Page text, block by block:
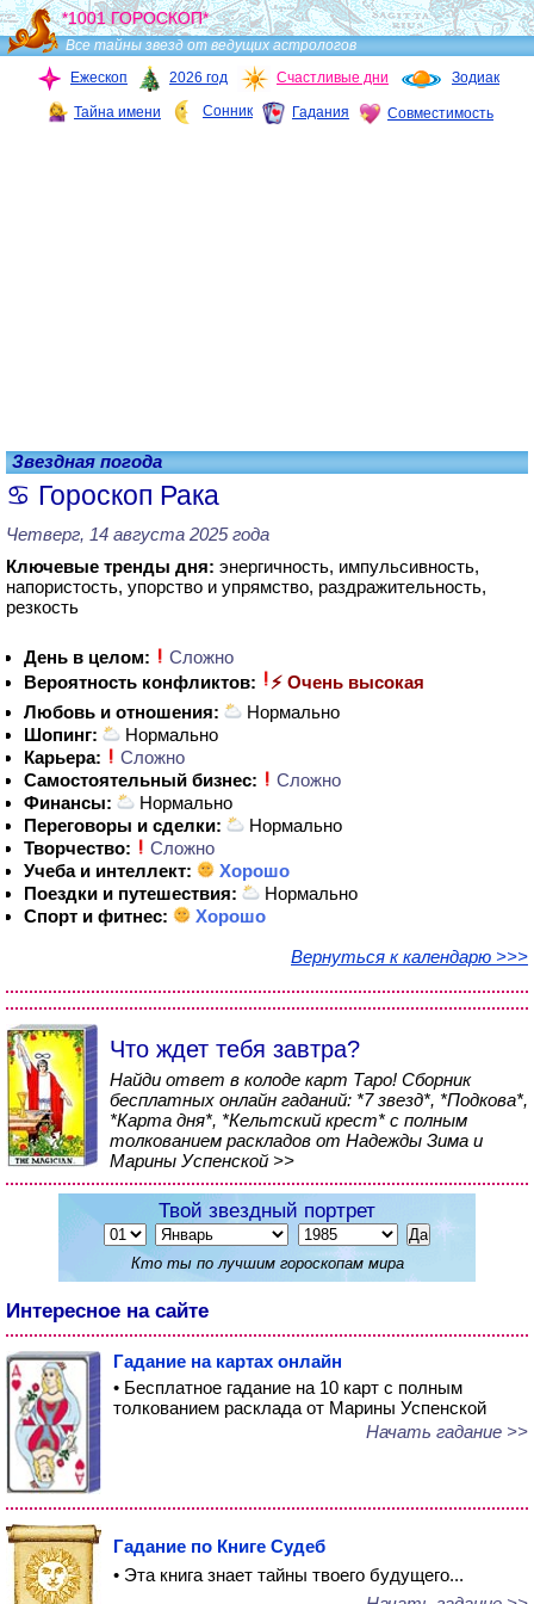
*1001 ГОРОСКОП*
Все тайны звезд от ведущих астрологов
Ежескоп
2026 год Счастливые дни Зодиак
Тайна имени Сонник Гадания Совместимость
Звездная погода
Гороскоп Рака
Четверг, 14 августа 2025 года
Ключевые тренды дня: энергичность, импульсивность,
напористость, упорство и упрямство, раздражительность,
резкость
День в целом:
Сложно
Вероятность конфликтов:
⚡ Очень высокая
Любовь и отношения:
Нормально
Шопинг:
Нормально
Карьера:
Сложно
Самостоятельный бизнес:
Сложно
Финансы:
Нормально
Переговоры и сделки:
Нормально
Творчество:
Сложно
Учеба и интеллект:
Хорошо
Поездки и путешествия:
Нормально
Спорт и фитнес:
Хорошо
Вернуться к календарю >>>
Что ждет тебя завтра?
Найди ответ в колоде карт Таро! Сборник
бесплатных онлайн гаданий: *7 звезд*, *Подкова*,
*Карта дня*, *Кельтский крест* с полным
толкованием раскладов от Надежды Зима и
Марины Успенской >>
Твой звездный портрет
Кто ты по лучшим гороскопам мира
Интересное на сайте
Гадание на картах онлайн
• Бесплатное гадание на 10 карт с полным
толкованием расклада от Марины Успенской
Начать гадание >>
Гадание по Книге Судеб
• Эта книга знает тайны твоего будущего...